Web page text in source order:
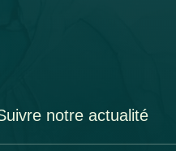
notre actualité